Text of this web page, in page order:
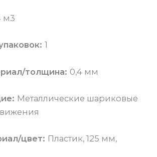
м3
1
толщина: 0,4 мм
Металлические шариковые
цвет: Пластик, 125 мм,